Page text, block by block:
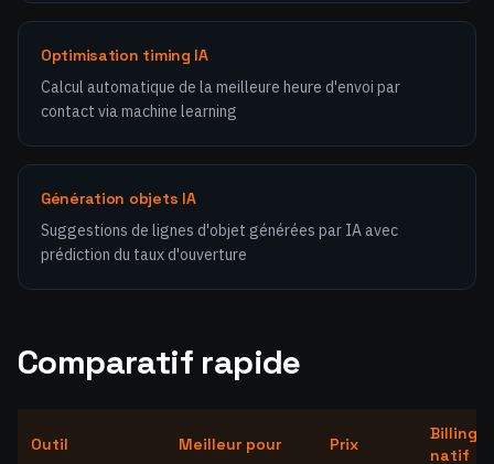
Optimisation timing IA
Calcul automatique de la meilleure heure d'envoi par
contact via machine learning
Génération objets IA
Suggestions de lignes d'objet générées par IA avec
prédiction du taux d'ouverture
Comparatif rapide
Outil Meilleur pour Prix
Billing
natif